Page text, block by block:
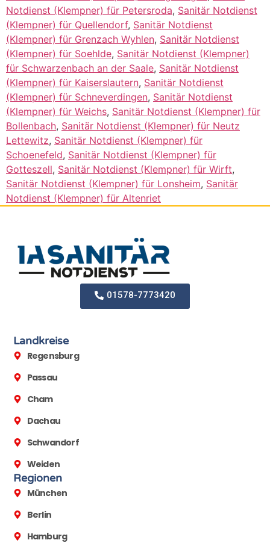
Notdienst (Klempner) für Petersroda, Sanitär Notdienst
(Klempner) für Quellendorf, Sanitär Notdienst
(Klempner) für Grenzach Wyhlen, Sanitär Notdienst
(Klempner) für Soehlde, Sanitär Notdienst (Klempner)
für Schwarzenbach an der Saale, Sanitär Notdienst
(Klempner) für Kaiserslautern, Sanitär Notdienst
(Klempner) für Schneverdingen, Sanitär Notdienst
(Klempner) für Weichs, Sanitär Notdienst (Klempner) für
Bollenbach, Sanitär Notdienst (Klempner) für Neutz
Lettewitz, Sanitär Notdienst (Klempner) für
Schoenefeld, Sanitär Notdienst (Klempner) für
Gotteszell, Sanitär Notdienst (Klempner) für Wirft,
Sanitär Notdienst (Klempner) für Lonsheim, Sanitär
Notdienst (Klempner) für Altenriet
01578-7773420
Landkreise
Regensburg
Passau
Cham
Dachau
Schwandorf
Weiden
Regionen
München
Berlin
Hamburg